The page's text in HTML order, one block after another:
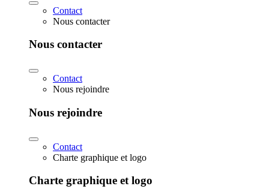
Contact
Nous contacter
Nous contacter
Contact
Nous rejoindre
Nous rejoindre
Contact
Charte graphique et logo
Charte graphique et logo